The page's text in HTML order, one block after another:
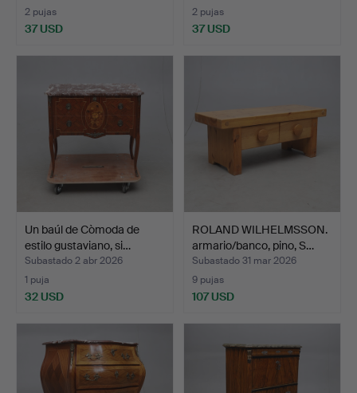
2 pujas
37 USD
2 pujas
37 USD
Un baúl de Còmoda de
estilo gustaviano, si…
Subastado 2 abr 2026
1 puja
32 USD
ROLAND WILHELMSSON.
armario/banco, pino, S…
Subastado 31 mar 2026
9 pujas
107 USD